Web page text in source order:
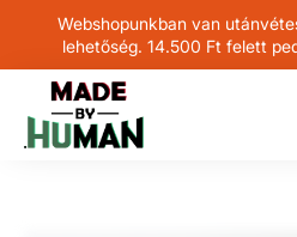
Webshopunkban van
lehetőség. 14.500 Ft felett